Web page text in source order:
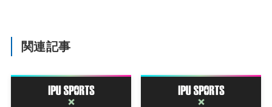
関連記事